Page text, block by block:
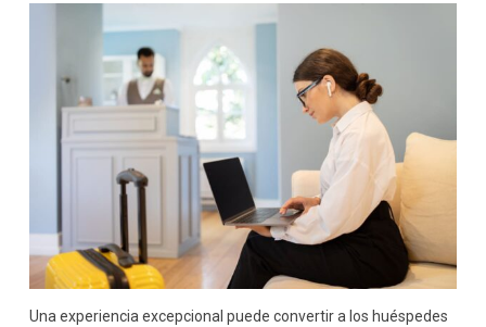
Una experiencia excepcional puede convertir a los huéspedes